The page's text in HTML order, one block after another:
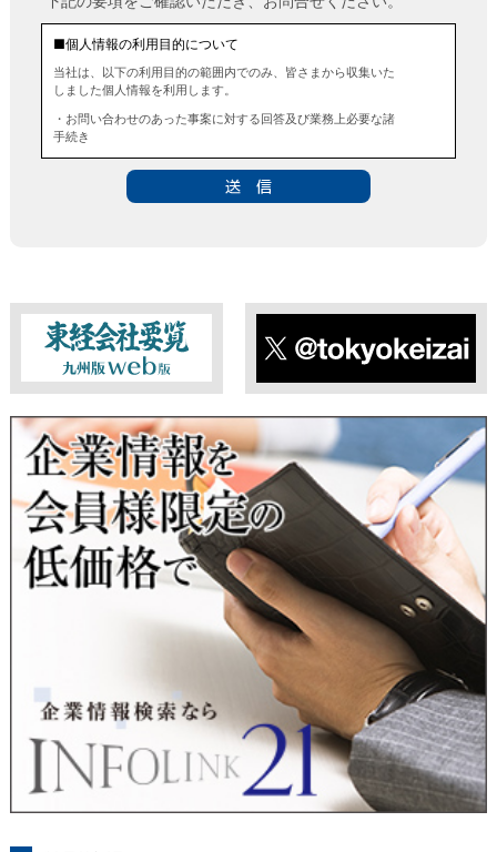
■個人情報の利用目的について
当社は、以下の利用目的の範囲内でのみ、皆さまから収集いた
しました個人情報を利用します。
・お問い合わせのあった事案に対する回答及び業務上必要な諸
手続き
■個人情報の第三者提供について
■ 個人情報提供の任意性及び留意点
個人情報のご提供は任意ですが、必要な個人情報をご提供いた
だけなかった場合は、上記利用目的を達成できない場合があり
ますのでご了承ください。
当社は、本人が自己の個人情報について、通知・開示・訂正・
追加・削除・利用停止・提供停止の希望がございましたら、本
人または代理人の請求応じて、個人データの通知・開示・訂
正・追加・削除・利用停止・提供停止の請求に応じます。
受付方法は、本人確認資料（運転免許証、パスポート何れかの
コピー）、「個人情報取扱申請書」「委任状」（代理人による
申請の場合のみ必要となります）を当社宛にお送り下さい。
＜個人情報保護に関するお問合せ・相談窓口＞
〒802-0004 北九州市小倉北区鍛冶町2丁目5-11（第一東経ビ
フリーダイヤル 0120-55-9986
受付時間 平日9：00～17：00
東経会社要覧web版 X